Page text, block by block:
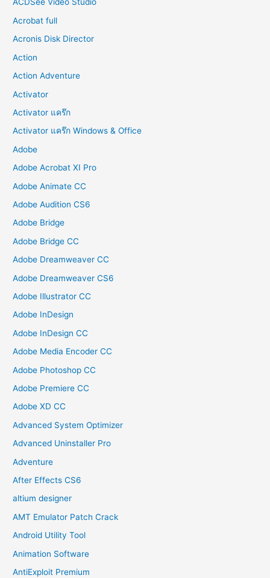
ACDSee Video Studio
Acrobat full
Acronis Disk Director
Action
Action Adventure
Activator
Activator แคร๊ก
Activator แคร๊ก Windows & Office
Adobe
Adobe Acrobat XI Pro
Adobe Animate CC
Adobe Audition CS6
Adobe Bridge
Adobe Bridge CC
Adobe Dreamweaver CC
Adobe Dreamweaver CS6
Adobe Illustrator CC
Adobe InDesign
Adobe InDesign CC
Adobe Media Encoder CC
Adobe Photoshop CC
Adobe Premiere CC
Adobe XD CC
Advanced System Optimizer
Advanced Uninstaller Pro
Adventure
After Effects CS6
altium designer
AMT Emulator Patch Crack
Android Utility Tool
Animation Software
AntiExploit Premium